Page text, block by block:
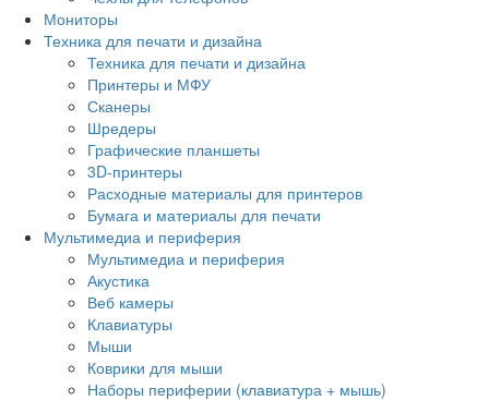
Мониторы
Техника для печати и дизайна
Техника для печати и дизайна
Принтеры и МФУ
Сканеры
Шредеры
Графические планшеты
3D-принтеры
Расходные материалы для принтеров
Бумага и материалы для печати
Мультимедиа и периферия
Мультимедиа и периферия
Акустика
Веб камеры
Клавиатуры
Мыши
Коврики для мыши
Наборы периферии (клавиатура + мышь)